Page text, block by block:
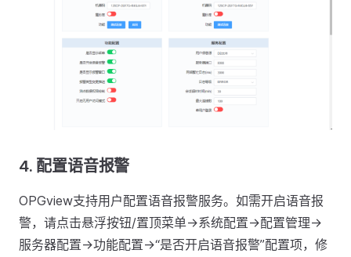
4. 配置语音报警
OPGview支持用户配置语音报警服务。如需开启语音报
警，请点击悬浮按钮/置顶菜单->系统配置->配置管理->
服务器配置->功能配置->“是否开启语音报警”配置项，修